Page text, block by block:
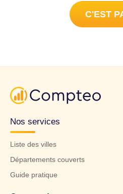
C'EST
Nos services
Liste des villes
Départements couverts
Guide pratique